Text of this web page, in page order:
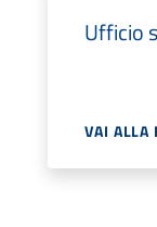
Ufficio
VAI ALLA